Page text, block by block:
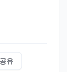
공유